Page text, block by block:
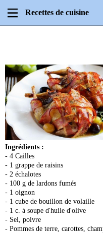
Recettes de cuisine
Ingrédients :
- 4 Cailles
- 1 grappe de raisins
- 2 échalotes
- 100 g de lardons fumés
- 1 oignon
- 1 cube de bouillon de volaille
- 1 c. à soupe d'huile d'olive
- Sel, poivre
- Pommes de terre, carottes,